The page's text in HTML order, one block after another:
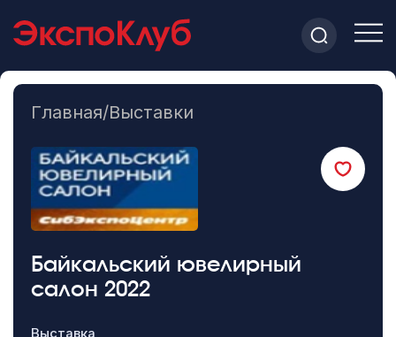
Главная/Выставки
Байкальский ювелирный
салон 2022
Выставка